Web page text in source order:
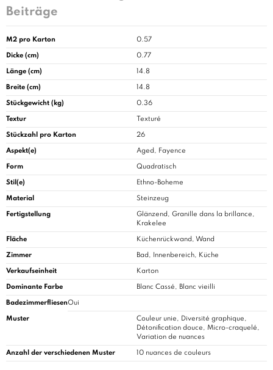
Beiträge
M2 pro Karton 0.57
Dicke (cm) 0.77
Länge (cm) 14.8
Breite (cm) 14.8
Stückgewicht (kg) 0.36
Textur Texturé
Stückzahl pro Karton 26
Aspekt(e) Aged, Fayence
Form Quadratisch
Stil(e) Ethno-Boheme
Material Steinzeug
Fertigstellung
Glänzend, Granille dans la brillance,
Krakelee
Fläche Küchenrückwand, Wand
Zimmer Bad, Innenbereich, Küche
Verkaufseinheit Karton
Dominante Farbe Blanc Cassé, Blanc vieilli
BadezimmerfliesenOui
Muster
Couleur unie, Diversité graphique,
Détonification douce, Micro-craquelé,
Variation de nuances
Anzahl der verschiedenen Muster 10 nuances de couleurs